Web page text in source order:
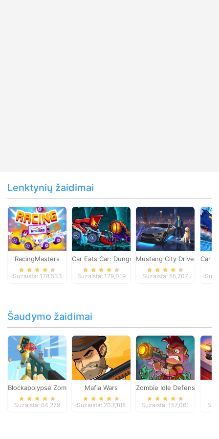
Lenktynių žaidimai
RacingMasters
Suzaista: 178,533
Car Eats Car: Dungeon Adventure
Suzaista: 179,019
Mustang City Driver
Suzaista: 55,707
Car
Šaudymo žaidimai
Blockapolypse Zombie Shooter
Suzaista: 64,279
Mafia Wars
Suzaista: 203,188
Zombie Idle Defense
Suzaista: 157,061